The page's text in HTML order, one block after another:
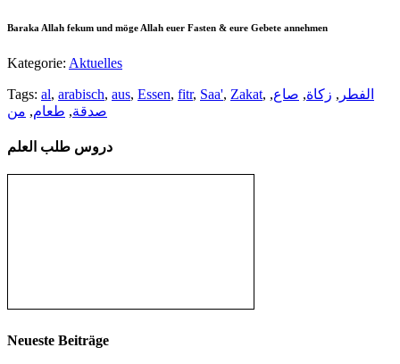
Baraka Allah fekum und möge Allah euer Fasten & eure Gebete annehmen
Kategorie: Aktuelles
Tags: al, arabisch, aus, Essen, fitr, Saa', Zakat, الفطر , زكاة, صاع,
صدقة, طعام, من
دروس طلب العلم
Neueste Beiträge